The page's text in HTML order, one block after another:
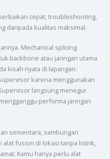
cepat, troubleshooting,
daripada kualitas maksimal.
Mechanical splicing
backbone atau jaringan utama
kisah nyata di lapangan:
karena menggunakan
langsung menegur
performa jaringan
sementara, sambungan
alat fusion di lokasi tanpa listrik,
Kamu hanya perlu alat